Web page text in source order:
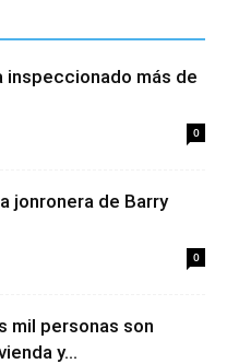
inspeccionado más de
0
jonronera de Barry
0
mil personas son
y...